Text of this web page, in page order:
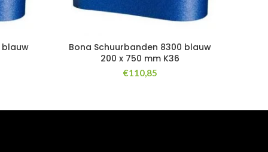
blauw
Bona Schuurbanden 8300 blauw
200 x 750 mm K36
€110,85